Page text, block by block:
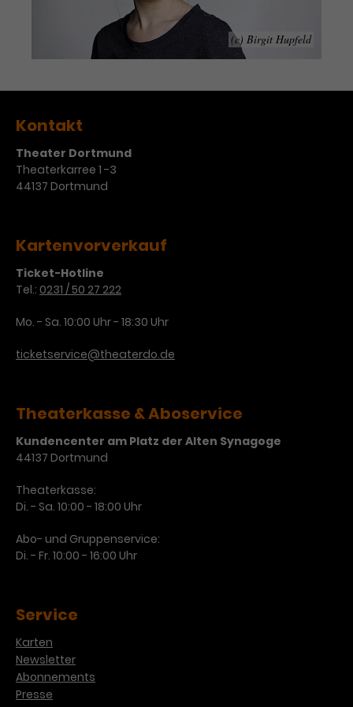
verschiedene Websites hinweg.
(c) Birgit Hupfeld
Kontakt
Theater Dortmund
Theaterkarree 1 -3
44137 Dortmund
Kartenvorverkauf
Ticket-Hotline
Tel.: 0231 / 50 27 222
Mo. - Sa. 10:00 Uhr - 18:30 Uhr
ticketservice@theaterdo.de
Theaterkasse & Aboservice
Kundencenter am Platz der Alten Synagoge
44137 Dortmund
Theaterkasse:
Di. - Sa. 10:00 - 18:00 Uhr
Abo- und Gruppenservice:
Di. - Fr. 10:00 - 16:00 Uhr
Service
Karten
Newsletter
Abonnements
Presse